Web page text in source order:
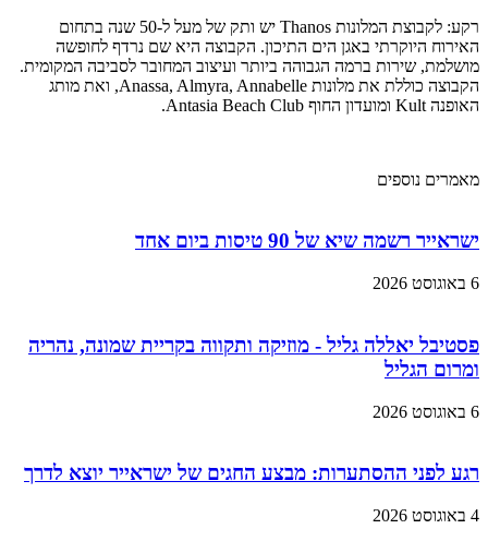
רקע: לקבוצת המלונות Thanos יש ותק של מעל ל-50 שנה בתחום
האירוח היוקרתי באגן הים התיכון. הקבוצה היא שם נרדף לחופשה
מושלמת, שירות ברמה הגבוהה ביותר ועיצוב המחובר לסביבה המקומית.
הקבוצה כוללת את מלונות Anassa, Almyra, Annabelle, ואת מותג
האופנה Kult ומועדון החוף Antasia Beach Club.
מאמרים נוספים
ישראייר רשמה שיא של 90 טיסות ביום אחד
6 באוגוסט 2026
פסטיבל יאללה גליל - מוזיקה ותקווה בקריית שמונה, נהריה
ומרום הגליל
6 באוגוסט 2026
רגע לפני ההסתערות: מבצע החגים של ישראייר יוצא לדרך
4 באוגוסט 2026